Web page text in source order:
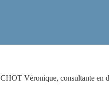
Véronique, consultante en